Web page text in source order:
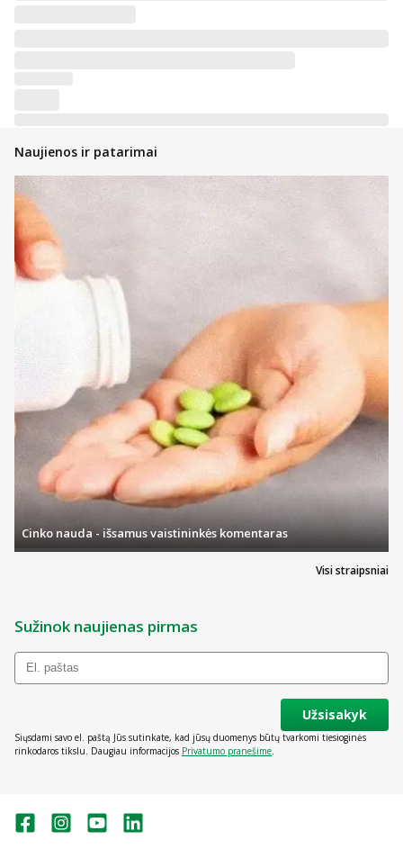
Naujienos ir patarimai
Visi straipsniai
Cinko nauda - išsamus vaistininkės komentaras
Sužinok naujienas pirmas
Užsisakyk
Siųsdami savo el. paštą Jūs sutinkate, kad jūsų duomenys būtų tvarkomi tiesioginės
rinkodaros tikslu. Daugiau informacijos Privatumo pranešime.